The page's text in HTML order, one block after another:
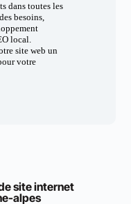
dans toutes les
besoins,
local.
site web un
votre
site internet
alpes